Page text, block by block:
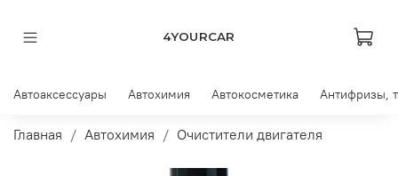
4YOURCAR
Автоаксессуары Автохимия Автокосметика Антифризы,
Главная Автохимия Очистители двигателя